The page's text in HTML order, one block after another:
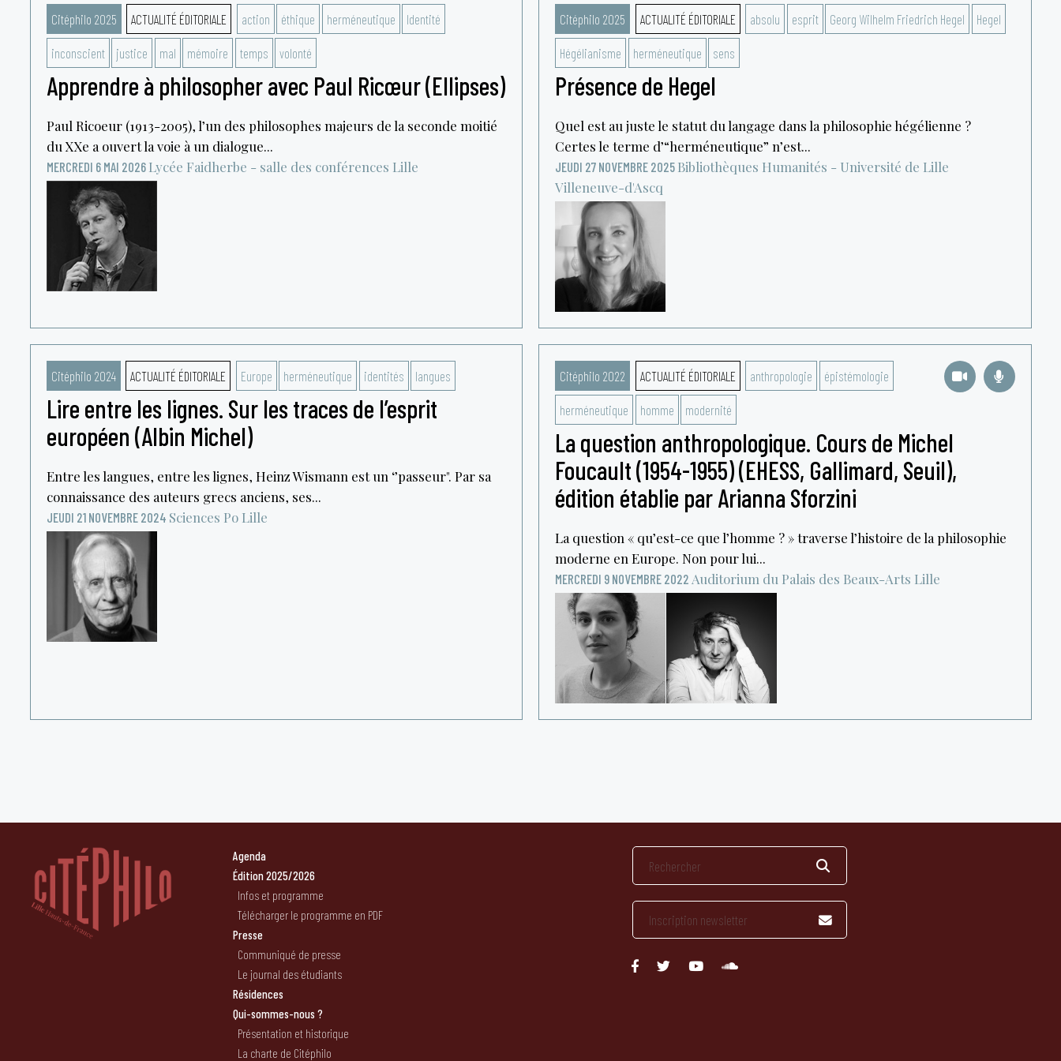
Citéphilo 2025 ACTUALITÉ ÉDITORIALE action éthique herméneutique Identité
inconscient justice mal mémoire temps volonté
Apprendre à philosopher avec Paul Ricœur (Ellipses)
Paul Ricoeur (1913-2005), l’un des philosophes majeurs de la seconde moitié
du XXe a ouvert la voie à un dialogue...
MERCREDI 6 MAI 2026 Lycée Faidherbe - salle des conférences Lille
Citéphilo 2025 ACTUALITÉ ÉDITORIALE absolu esprit Georg Wilhelm Friedrich Hegel Hegel
Hégélianisme herméneutique sens
Présence de Hegel
Quel est au juste le statut du langage dans la philosophie hégélienne ?
Certes le terme d’“herméneutique” n’est...
JEUDI 27 NOVEMBRE 2025 Bibliothèques Humanités - Université de Lille
Villeneuve-d'Ascq
Citéphilo 2024 ACTUALITÉ ÉDITORIALE Europe herméneutique identités langues
Lire entre les lignes. Sur les traces de l’esprit
européen (Albin Michel)
Entre les langues, entre les lignes, Heinz Wismann est un ‘’passeur". Par sa
connaissance des auteurs grecs anciens, ses...
JEUDI 21 NOVEMBRE 2024 Sciences Po Lille
Citéphilo 2022 ACTUALITÉ ÉDITORIALE anthropologie épistémologie
herméneutique homme modernité
La question anthropologique. Cours de Michel
Foucault (1954-1955) (EHESS, Gallimard, Seuil),
édition établie par Arianna Sforzini
La question « qu’est-ce que l’homme ? » traverse l’histoire de la philosophie
moderne en Europe. Non pour lui...
MERCREDI 9 NOVEMBRE 2022 Auditorium du Palais des Beaux-Arts Lille
Agenda
Édition 2025/2026
Infos et programme
Télécharger le programme en PDF
Presse
Communiqué de presse
Le journal des étudiants
Résidences
Qui-sommes-nous ?
Présentation et historique
La charte de Citéphilo